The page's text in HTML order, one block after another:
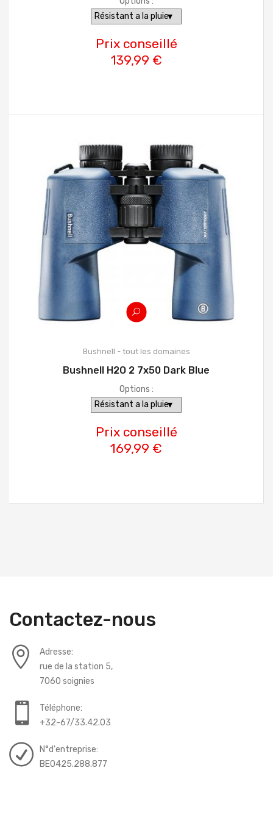
Prix conseillé
139,99 €
Bushnell - tout les domaines
Bushnell H2O 2 7x50 Dark Blue
Options :
Prix conseillé
169,99 €
Contactez-nous
Adresse:
rue de la station 5,
7060 soignies
Téléphone:
+32-67/33.42.03
N°d'entreprise:
BE0425.288.877